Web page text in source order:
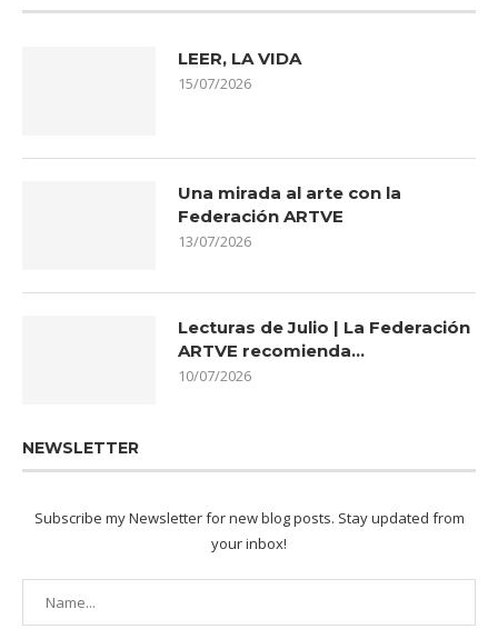
LEER, LA VIDA
15/07/2026
Una mirada al arte con la
Federación ARTVE
13/07/2026
Lecturas de Julio | La Federación
ARTVE recomienda…
10/07/2026
NEWSLETTER
Subscribe my Newsletter for new blog posts. Stay updated from
your inbox!